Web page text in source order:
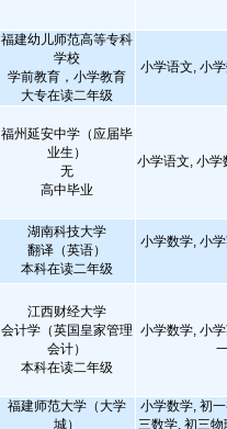
福建幼儿师范高等专科
学校
学前教育，小学教育
大专在读二年级
小学语文, 小
福州延安中学（应届毕
业生）
无
高中毕业
小学语文, 小学
湖南科技大学
翻译（英语）
本科在读二年级
小学数学, 小
江西财经大学
会计学（英国皇家管理
会计）
本科在读二年级
小学数学, 小
福建师范大学（大学
城）
小学数学, 初
三数学, 初三